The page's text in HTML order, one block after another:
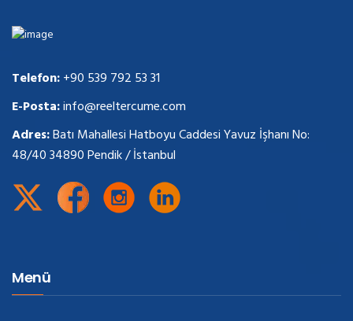
Telefon:+90 539 792 53 31
E-Posta:info@reeltercume.com
Adres:Batı Mahallesi Hatboyu Caddesi Yavuz İşhanı No:
48/40 34890 Pendik / İstanbul
Menü